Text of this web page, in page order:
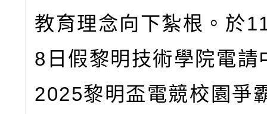
教育理念向下紮根。於
8 日假黎明技術學院電請
2025黎明盃電競校園爭